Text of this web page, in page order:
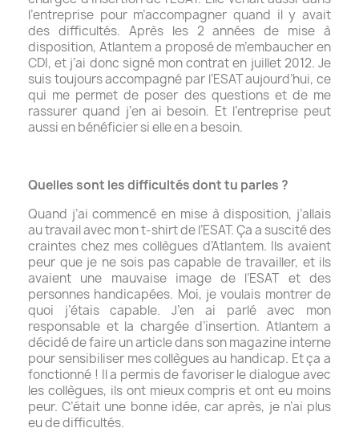
l’entreprise pour m’accompagner quand il y avait
des difficultés. Après les 2 années de mise à
disposition, Atlantem a proposé de m’embaucher en
CDI, et j’ai donc signé mon contrat en juillet 2012. Je
suis toujours accompagné par l’ESAT aujourd’hui, ce
qui me permet de poser des questions et de me
rassurer quand j’en ai besoin. Et l’entreprise peut
aussi en bénéficier si elle en a besoin.
Quelles sont les difficultés dont tu parles ?
Quand j’ai commencé en mise à disposition, j’allais
au travail avec mon t-shirt de l’ESAT. Ça a suscité des
craintes chez mes collègues d’Atlantem. Ils avaient
peur que je ne sois pas capable de travailler, et ils
avaient une mauvaise image de l’ESAT et des
personnes handicapées. Moi, je voulais montrer de
quoi j’étais capable. J’en ai parlé avec mon
responsable et la chargée d’insertion. Atlantem a
décidé de faire un article dans son magazine interne
pour sensibiliser mes collègues au handicap. Et ça a
fonctionné ! Il a permis de favoriser le dialogue avec
les collègues, ils ont mieux compris et ont eu moins
peur. C’était une bonne idée, car après, je n’ai plus
eu de difficultés.